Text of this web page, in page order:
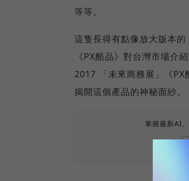
等等。
這隻長得有點像放大版本
《PX酷品》對台灣市場介
2017 「未來商務展」《
揭開這個產品的神秘面紗。
掌握最新AI